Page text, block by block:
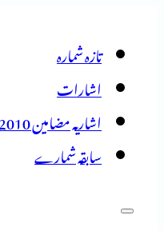
تازہ شمارہ
اشارات
اشاریہ مضامین 2010 – تا حال
سابقہ شمارے